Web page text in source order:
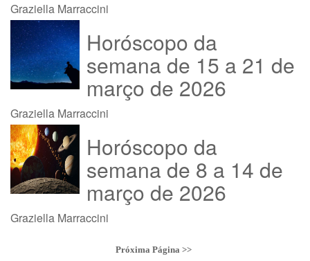
Graziella Marraccini
Horóscopo da
semana de 15 a 21 de
março de 2026
Graziella Marraccini
Horóscopo da
semana de 8 a 14 de
março de 2026
Graziella Marraccini
Próxima Página >>